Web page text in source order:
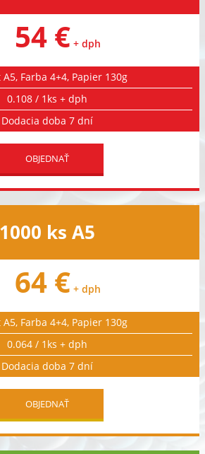
54 € + dph
A5, Farba 4+4, Papier 130g
0.108 / 1ks + dph
Dodacia doba 7 dní
OBJEDNAŤ
1000 ks A5
64 € + dph
A5, Farba 4+4, Papier 130g
0.064 / 1ks + dph
Dodacia doba 7 dní
OBJEDNAŤ